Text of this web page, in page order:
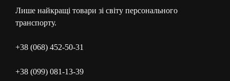
Лише найкращі товари зі світу персонального
транспорту.
+38 (068) 452-50-31
+38 (099) 081-13-39